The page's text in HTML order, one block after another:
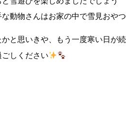
動物さんはお家の中で雪見おやつ
と思いきや、もう一度寒い日が続
しください